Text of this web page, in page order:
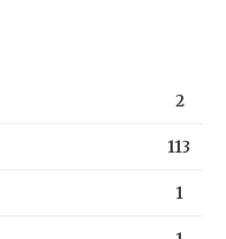
2
113
1